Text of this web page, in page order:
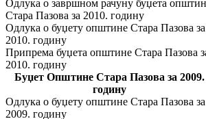
Одлука о завршном рачуну буџета
Стара Пазова за 2010. годину
Одлука о буџету општине Стара Пазова за
2010. годину
Припрема буџета општине Стара Пазова
2010. годину
Буџет Општине Стара Пазова за 2009.
годину
Одлука о буџету општине Стара Пазова за
2009. годину